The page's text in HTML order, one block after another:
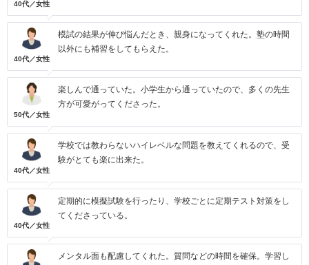
40代／女性
40代／女性
模試の結果が伸び悩んだとき、親身になってくれた。塾の時間
以外にも補習をしてもらえた。
50代／女性
楽しんで通っていた。小学生から通っていたので、多くの先生
方が可愛がってくださった。
40代／女性
学校では教わらないハイレベルな問題を教えてくれるので、受
験がとても楽に出来た。
40代／女性
定期的に模擬試験を行ったり、学校ごとに定期テスト対策をし
てくださっている。
メンタル面も配慮してくれた。質問などの時間を確保。学習し